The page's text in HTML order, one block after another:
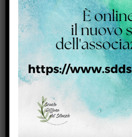
Padre
8 Maggio 2016 La preghiera... viaggio
Il Vangelo non ricorda ciò che io-
piuttosto ciò che Dio è e ciò che fa
La preghiera come
all’imprevisto